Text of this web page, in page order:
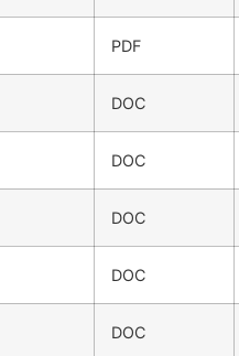
PDF
DOC
DOC
DOC
DOC
DOC